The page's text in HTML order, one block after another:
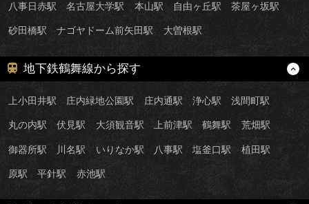
八事日赤駅 名古屋大学駅 本山駅 自由ヶ丘駅 茶屋ヶ坂駅
砂田橋駅 ナゴヤドーム前矢田駅 大曽根駅
地下鉄鶴舞線から探す
上小田井駅 庄内緑地公園駅 庄内通駅 浄心駅 浅間町駅
丸の内駅 伏見駅 大須観音駅 上前津駅 鶴舞駅 荒畑駅
御器所駅 川名駅 いりなか駅 八事駅 塩釜口駅 植田駅
原駅 平針駅 赤池駅